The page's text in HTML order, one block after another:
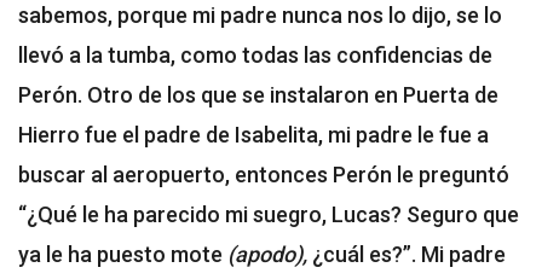
sabemos, porque mi padre nunca nos lo dijo, se lo
llevó a la tumba, como todas las confidencias de
Perón. Otro de los que se instalaron en Puerta de
Hierro fue el padre de Isabelita, mi padre le fue a
buscar al aeropuerto, entonces Perón le preguntó
“¿Qué le ha parecido mi suegro, Lucas? Seguro que
ya le ha puesto mote (apodo), ¿cuál es?”. Mi padre